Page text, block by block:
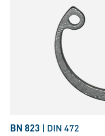
BN 823 | DIN 472